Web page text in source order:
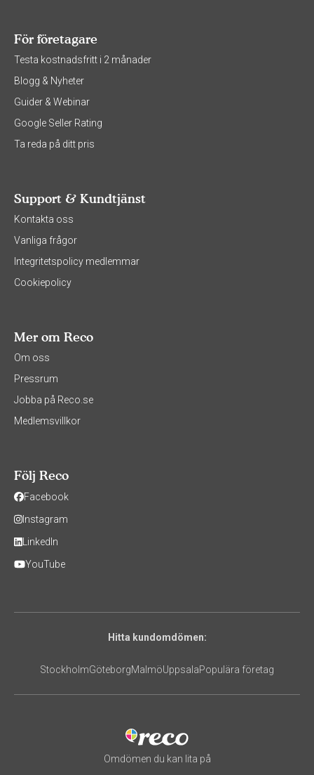
För företagare
Testa kostnadsfritt i 2 månader
Blogg & Nyheter
Guider & Webinar
Google Seller Rating
Ta reda på ditt pris
Support & Kundtjänst
Kontakta oss
Vanliga frågor
Integritetspolicy medlemmar
Cookiepolicy
Mer om Reco
Om oss
Pressrum
Jobba på Reco.se
Medlemsvillkor
Följ Reco
Facebook
Instagram
LinkedIn
YouTube
Hitta kundomdömen:
StockholmGöteborgMalmöUppsalaPopulära företag
Omdömen du kan lita på